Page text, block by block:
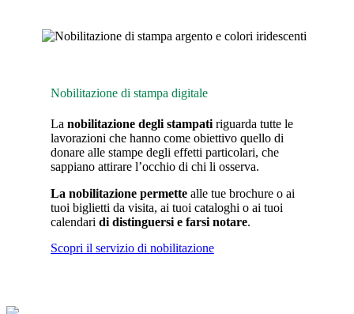
Nobilitazione di stampa digitale
La nobilitazione degli stampati riguarda tutte le
lavorazioni che hanno come obiettivo quello di
donare alle stampe degli effetti particolari, che
sappiano attirare l’occhio di chi li osserva.
La nobilitazione permette alle tue brochure o ai
tuoi biglietti da visita, ai tuoi cataloghi o ai tuoi
calendari di distinguersi e farsi notare.
Scopri il servizio di nobilitazione